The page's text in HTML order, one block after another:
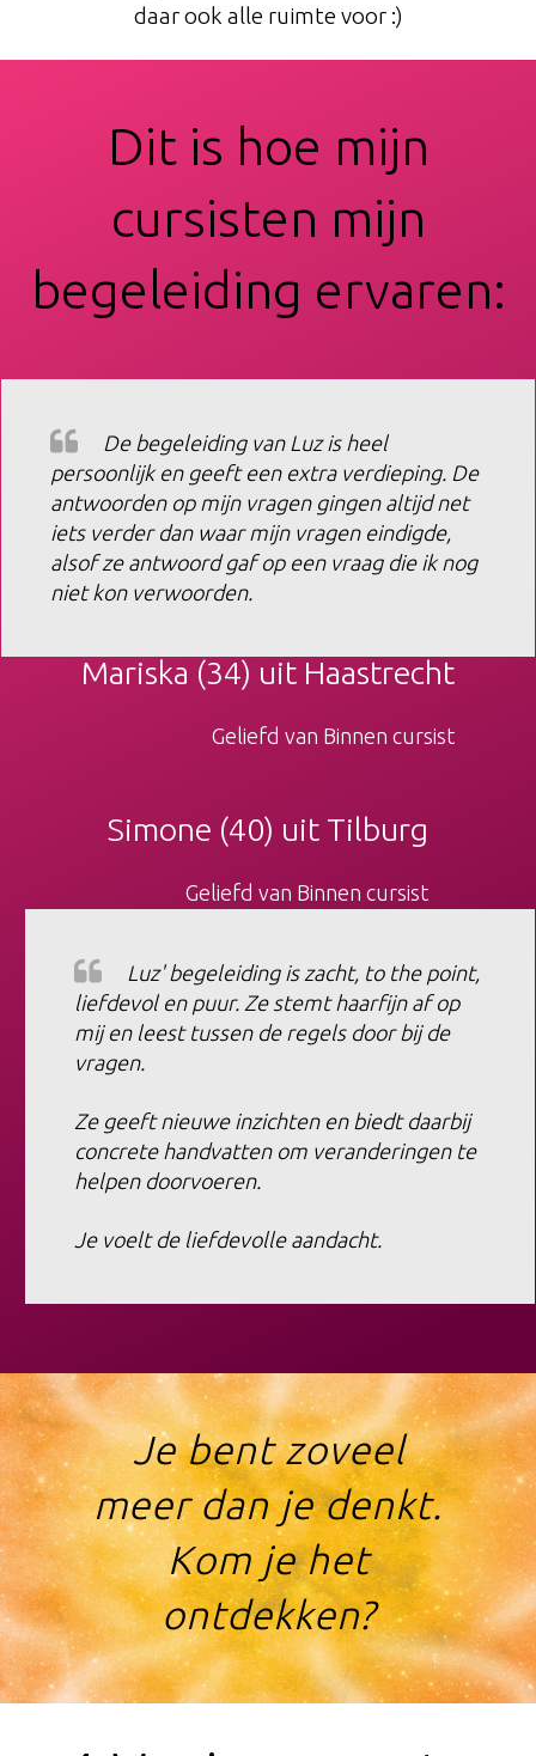
daar ook alle ruimte voor :)​
​​Dit is hoe mijn
cursisten mijn
begeleiding ervaren:
De begeleiding van Luz is heel
persoonlijk en geeft een extra verdieping. De
antwoorden op mijn vragen gingen altijd net
iets verder dan waar mijn vragen eindigde,
alsof ze antwoord gaf op een vraag die ik nog
niet kon verwoorden.
Mariska (34) uit Haastrecht
Geliefd van Binnen cursist
​Simone (40) uit Tilburg
Geliefd van Binnen cursist
​Luz' begeleiding is zacht, to the point,
liefdevol en puur. Ze stemt haarfijn af op
mij en leest tussen de regels door bij de
vragen.
Ze geeft nieuwe inzichten en biedt daarbij
concrete handvatten om veranderingen te
helpen doorvoeren.
Je voelt de liefdevolle aandacht.
​Je bent zoveel
meer dan je denkt.
Kom je het
ontdekken?